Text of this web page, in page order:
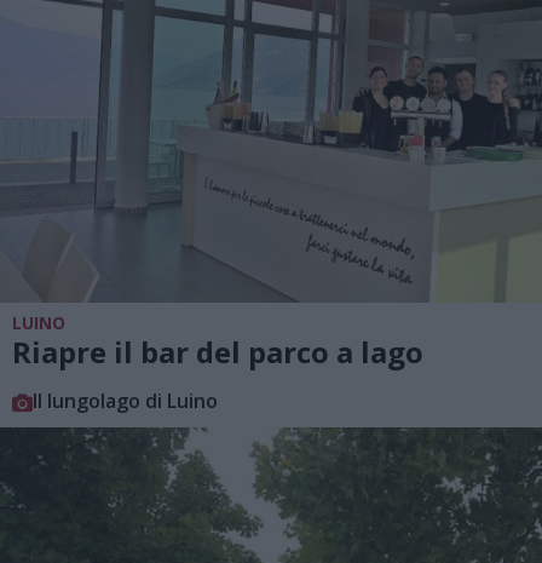
LUINO
Riapre il bar del parco a lago
Il lungolago di Luino